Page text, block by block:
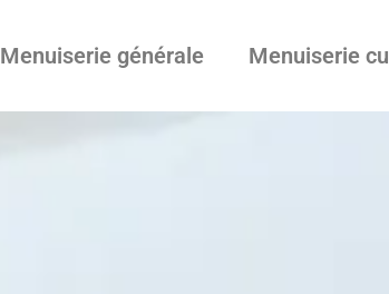
Menuiserie générale Menuiserie